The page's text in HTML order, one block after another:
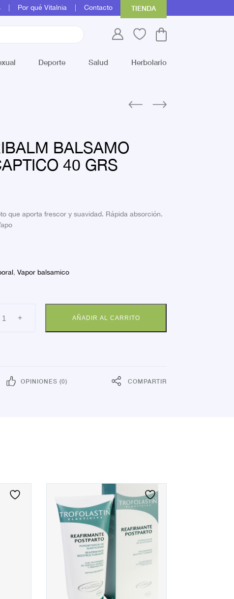
Por qué Vitalnia Contacto TIENDA
Deporte Salud Herbolario
BALSAMO
40 GRS
que aporta frescor y suavidad. Rápida absorción.
,Vapor balsamico
FARLINE
FRIBALM
+ AÑADIR AL CARRITO
OPINIONES (0) COMPARTIR